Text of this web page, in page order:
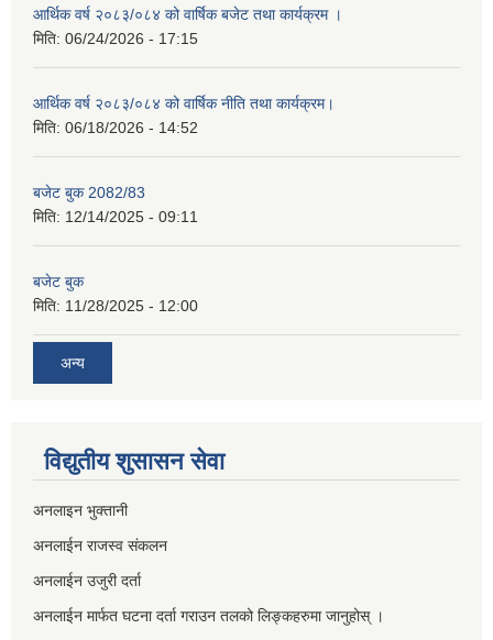
आर्थिक वर्ष २०८३/०८४ को वार्षिक बजेट तथा कार्यक्रम ।
मिति: 06/24/2026 - 17:15
आर्थिक वर्ष २०८३/०८४ को वार्षिक नीति तथा कार्यक्रम।
मिति: 06/18/2026 - 14:52
बजेट बुक 2082/83
मिति: 12/14/2025 - 09:11
बजेट बुक
मिति: 11/28/2025 - 12:00
अन्य
विद्युतीय शुसासन सेवा
अनलाइन भुक्तानी
अनलाईन राजस्व संकलन
अनलाईन उजुरी दर्ता
अनलाईन मार्फत घटना दर्ता गराउन तलको लिङ्कहरुमा जानुहोस् ।